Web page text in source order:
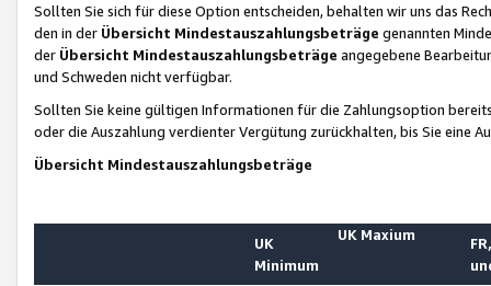
Sollten Sie sich für diese Option entscheiden, behalten wir uns das
den in der Übersicht Mindestauszahlungsbeträge genannten
der Übersicht Mindestauszahlungsbeträge angegebene
und Schweden nicht verfügbar.
Sollten Sie keine gültigen Informationen für die Zahlungsoption
oder die Auszahlung verdienter Vergütung zurückhalten, bis Sie
Übersicht Mindestauszahlungsbeträge
UK
Minimum
UK Maxium